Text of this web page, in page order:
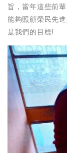
旨，當年這些前
能夠照顧榮民先
是我們的目標!